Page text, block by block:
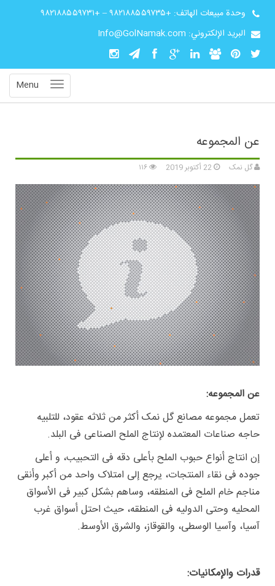
وحدة مبيعات الهاتف: +۹۸۲۱۸۸۵۵۹۷۳۵ – +۹۸۲۱۸۸۵۵۹۷۳۱
البريد الإلكتروني: Info@GolNamak.com
Menu
عن المجموعه
گل نمک
عن المجموعه:
تعمل مجموعه مصانع گل نمک أکثر من ثلاثه عقود، للتلبیه
حاجه صناعات المعتمده لإنتاج الملح الصناعی فی البلد.
إن انتاج أنواع حبوب الملح بأعلى دقه فی التحبیب، و أعلى
جوده فی نقاء المنتجات، یرجع إلى امتلاک واحد من أکبر وأنقى
مناجم خام الملح فی المنطقه، وساهم بشکل کبیر فی الأسواق
المحلیه وحتى الدولیه فی المنطقه، حیث احتل أسواق غرب
آسیا، وآسیا الوسطى، والقوقاز، والشرق الأوسط.
قدرات والإمکانیات: